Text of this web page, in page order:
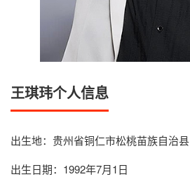
王琪玮个人信息
出生地：贵州省铜仁市松桃苗族自治县
出生日期：1992年7月1日